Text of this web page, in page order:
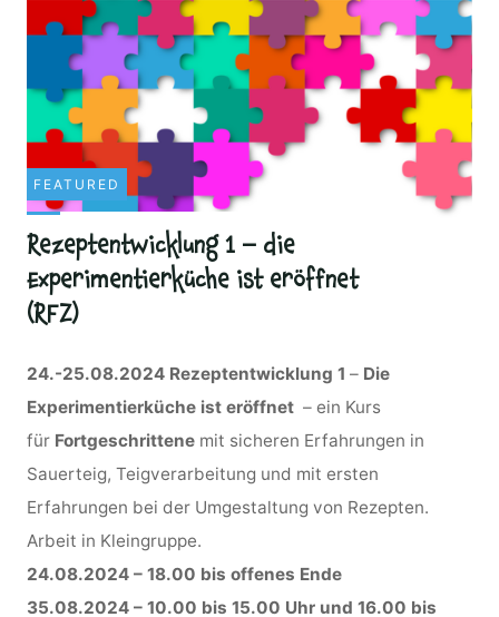
FEATURED
Rezeptentwicklung 1 – die
Experimentierküche ist eröffnet
(RFZ)
24.-25.08.2024 Rezeptentwicklung 1– Die
Experimentierküche ist eröffnet– ein Kurs
für Fortgeschrittene mit sicheren Erfahrungen in
Sauerteig, Teigverarbeitung und mit ersten
Erfahrungen bei der Umgestaltung von Rezepten.
Arbeit in Kleingruppe.
24.08.2024 – 18.00 bis offenes Ende
35.08.2024 – 10.00 bis 15.00 Uhr und 16.00 bis